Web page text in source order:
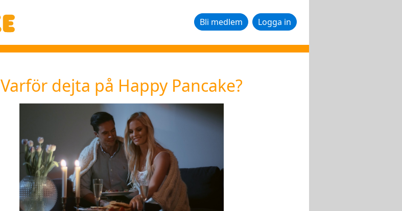
Bli medlem Logga in
Varför dejta på Happy Pancake?